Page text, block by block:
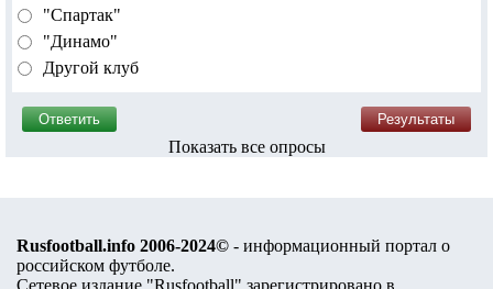
"Спартак"
"Динамо"
Другой клуб
Показать все опросы
Rusfootball.info 2006-2024© - информационный портал о
российском футболе.